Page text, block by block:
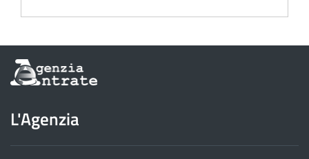
Informazioni
sul
dell'Agenzia
delle
Entrate
L'Agenzia